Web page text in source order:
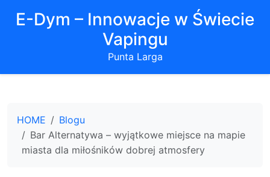
E-Dym – Innowacje w Świecie
Vapingu
Punta Larga
HOME
Blogu
Bar Alternatywa – wyjątkowe miejsce na mapie
miasta dla miłośników dobrej atmosfery